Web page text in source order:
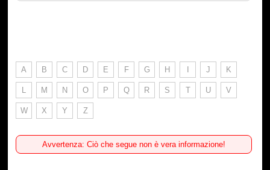
A B C D E F G H I J K
L M N O P Q R S T U V
W X Y Z
Avvertenza: Ciò che segue non è vera informazione!